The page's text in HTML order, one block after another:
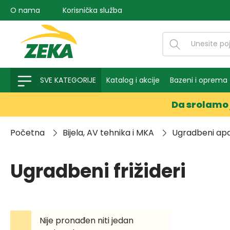
pretragu Preskoči na glavnu navigaciju
O nama Korisnička služba
SVE KATEGORIJE Katalog i akcije Bazeni i oprema
Da
Početna Bijela, AV tehnika i MKA Ugradbeni
Ugradbeni frižideri
Nije pronađen niti jedan